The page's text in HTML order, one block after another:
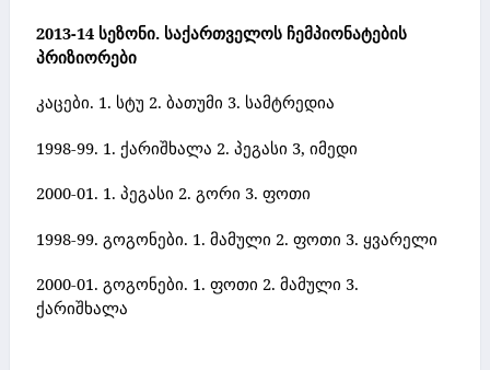
2013-14 სეზონი. საქართველოს ჩემპიონატების
პრიზიორები
კაცები. 1. სტუ 2. ბათუმი 3. სამტრედია
1998-99. 1. ქარიშხალა 2. პეგასი 3, იმედი
2000-01. 1. პეგასი 2. გორი 3. ფოთი
1998-99. გოგონები. 1. მამული 2. ფოთი 3. ყვარელი
2000-01. გოგონები. 1. ფოთი 2. მამული 3.
ქარიშხალა